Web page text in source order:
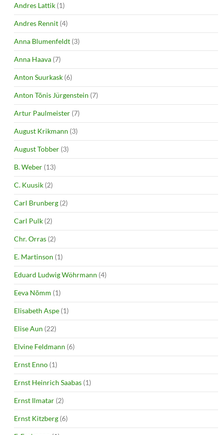
Andres Lattik (1)
Andres Rennit (4)
Anna Blumenfeldt (3)
Anna Haava (7)
Anton Suurkask (6)
Anton Tõnis Jürgenstein (7)
Artur Paulmeister (7)
August Krikmann (3)
August Tobber (3)
B. Weber (13)
C. Kuusik (2)
Carl Brunberg (2)
Carl Pulk (2)
Chr. Orras (2)
E. Martinson (1)
Eduard Ludwig Wöhrmann (4)
Eeva Nõmm (1)
Elisabeth Aspe (1)
Elise Aun (22)
Elvine Feldmann (6)
Ernst Enno (1)
Ernst Heinrich Saabas (1)
Ernst Ilmatar (2)
Ernst Kitzberg (6)